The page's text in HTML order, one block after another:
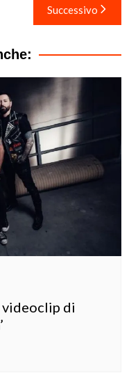
Successivo
videoclip di